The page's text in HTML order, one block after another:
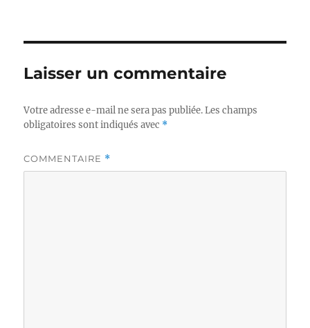
Laisser un commentaire
Votre adresse e-mail ne sera pas publiée. Les champs
obligatoires sont indiqués avec *
COMMENTAIRE *